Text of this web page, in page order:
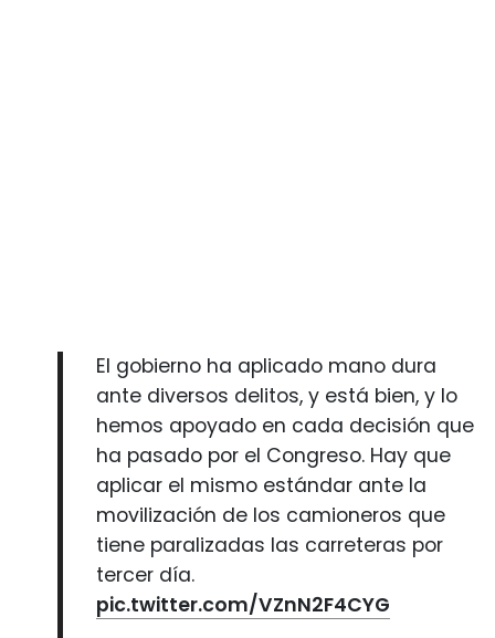
El gobierno ha aplicado mano dura
ante diversos delitos, y está bien, y lo
hemos apoyado en cada decisión que
ha pasado por el Congreso. Hay que
aplicar el mismo estándar ante la
movilización de los camioneros que
tiene paralizadas las carreteras por
tercer día.
pic.twitter.com/VZnN2F4CYG